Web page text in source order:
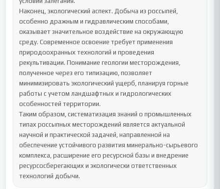
Наконец, экологический аспект. Добыча из россыпей,
особенно дражным и гидравлическим способами,
оказывает значительное воздействие на окружающую
среду. Современное освоение требует применения
природоохранных технологий и проведения
рекультивации. Понимание геологии месторождения,
полученное через его типизацию, позволяет
минимизировать экологический ущерб, планируя горные
работы с учетом ландшафтных и гидрологических
особенностей территории.
Таким образом, систематизация знаний о промышленных
типах россыпных месторождений является актуальной
научной и практической задачей, направленной на
обеспечение устойчивого развития минерально-сырьевого
комплекса, расширение его ресурсной базы и внедрение
ресурсосберегающих и экологически ответственных
технологий добычи.